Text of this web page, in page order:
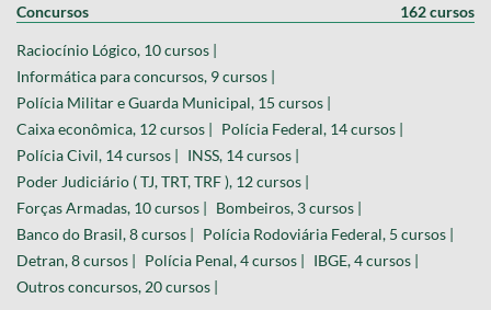
Concursos 162 cursos
Raciocínio Lógico, 10 cursos |
Informática para concursos, 9 cursos |
Polícia Militar e Guarda Municipal, 15 cursos |
Caixa econômica, 12 cursos | Polícia Federal, 14 cursos |
Polícia Civil, 14 cursos | INSS, 14 cursos |
Poder Judiciário ( TJ, TRT, TRF ), 12 cursos |
Forças Armadas, 10 cursos | Bombeiros, 3 cursos |
Banco do Brasil, 8 cursos | Polícia Rodoviária Federal, 5 cursos |
Detran, 8 cursos | Polícia Penal, 4 cursos | IBGE, 4 cursos |
Outros concursos, 20 cursos |